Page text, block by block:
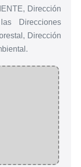
Dirección
Direcciones
Dirección